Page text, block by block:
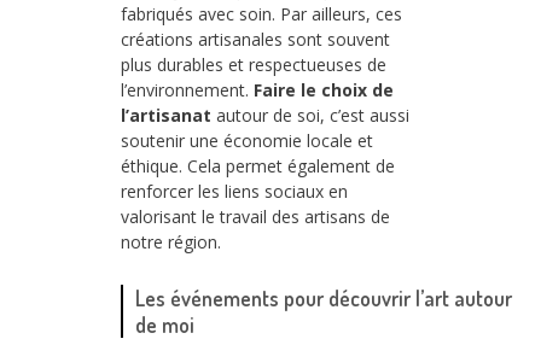
fabriqués avec soin. Par ailleurs, ces
créations artisanales sont souvent
plus durables et respectueuses de
l’environnement. Faire le choix de
l’artisanat autour de soi, c’est aussi
soutenir une économie locale et
éthique. Cela permet également de
renforcer les liens sociaux en
valorisant le travail des artisans de
notre région.
Les événements pour découvrir l’art autour
de moi